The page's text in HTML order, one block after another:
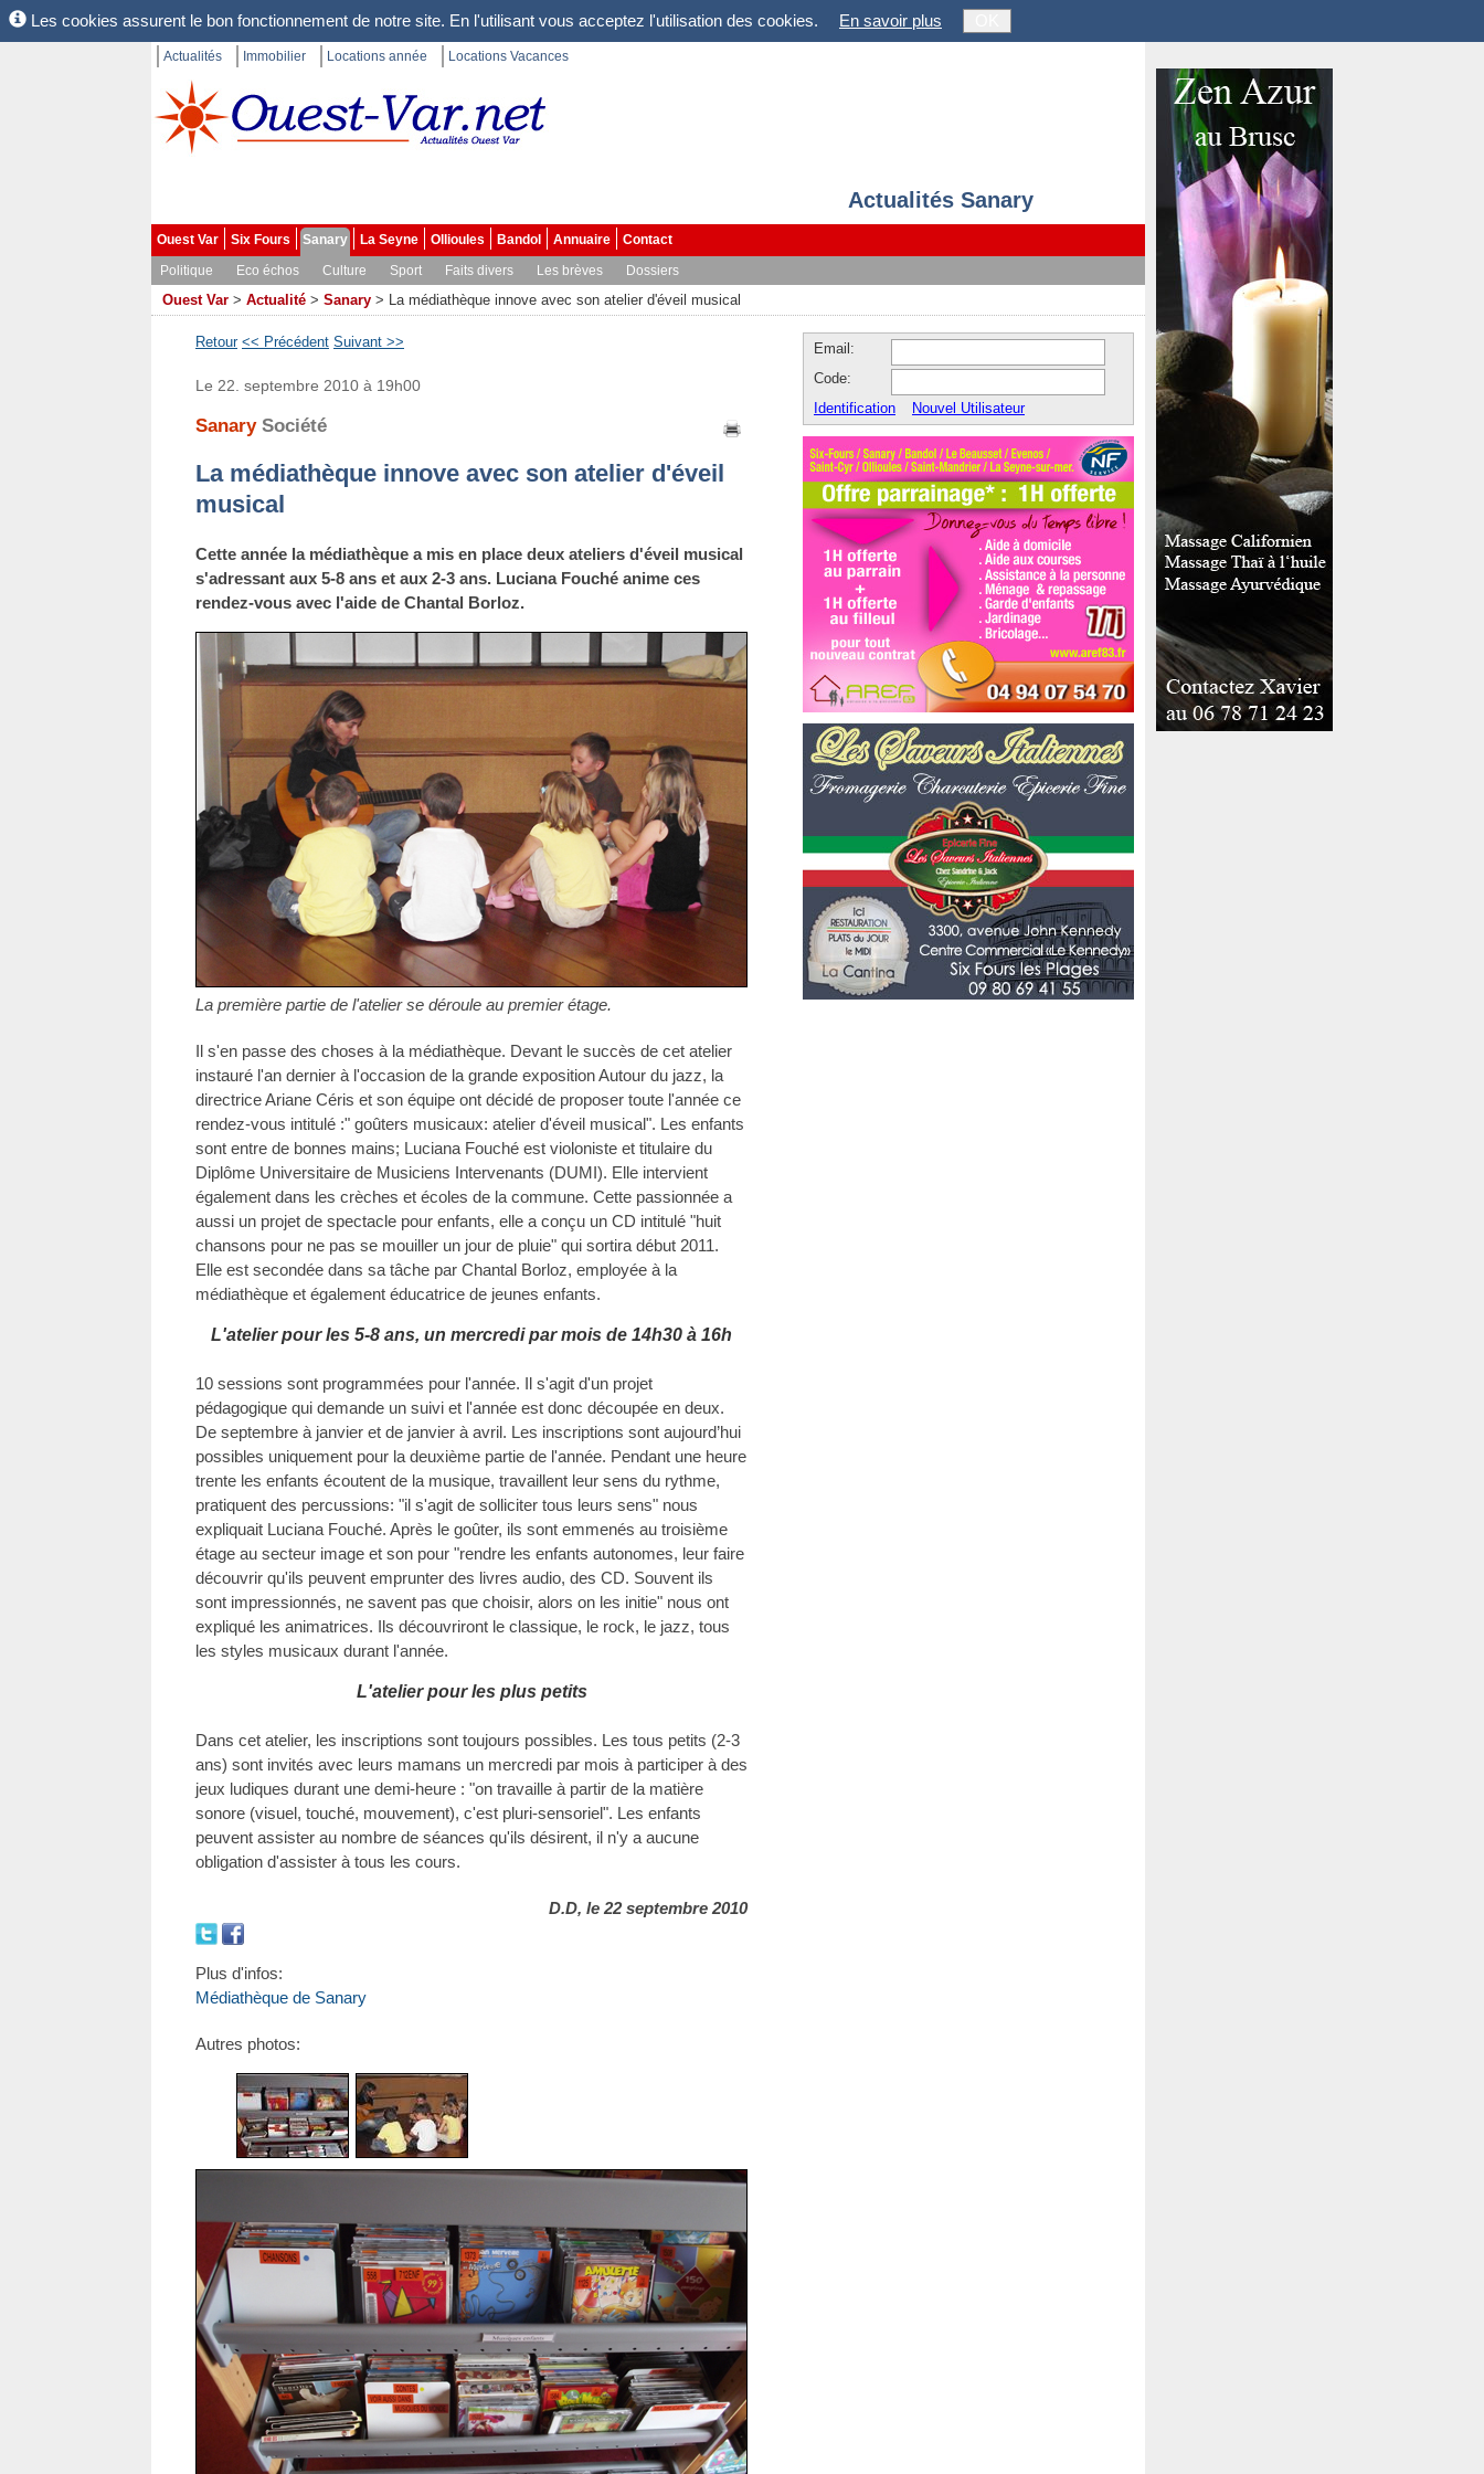
Les cookies assurent le bon fonctionnement de notre site. En l'utilisant vous acceptez l'utilisation des cookies. En savoir plus
Actualités Immobilier Locations année Locations Vacances
Actualités Sanary
Ouest Var Six Fours Sanary La Seyne Ollioules Bandol Annuaire
Contact
Politique
Eco échos Culture Sport Faits divers Les brèves Dossiers
Ouest Var > Actualité > Sanary > La médiathèque innove avec son atelier d'éveil musical
Retour << Précédent Suivant >>
Le 22. septembre 2010 à 19h00
Sanary Société
La médiathèque innove avec son atelier d'éveil
musical
Cette année la médiathèque a mis en place deux ateliers d'éveil musical
s'adressant aux 5-8 ans et aux 2-3 ans. Luciana Fouché anime ces
rendez-vous avec l'aide de Chantal Borloz.
La première partie de l'atelier se déroule au premier étage.
Il s'en passe des choses à la médiathèque. Devant le succès de cet atelier
instauré l'an dernier à l'occasion de la grande exposition Autour du jazz, la
directrice Ariane Céris et son équipe ont décidé de proposer toute l'année ce
rendez-vous intitulé :" goûters musicaux: atelier d'éveil musical". Les enfants
sont entre de bonnes mains; Luciana Fouché est violoniste et titulaire du
Diplôme Universitaire de Musiciens Intervenants (DUMI). Elle intervient
également dans les crèches et écoles de la commune. Cette passionnée a
aussi un projet de spectacle pour enfants, elle a conçu un CD intitulé "huit
chansons pour ne pas se mouiller un jour de pluie" qui sortira début 2011.
Elle est secondée dans sa tâche par Chantal Borloz, employée à la
médiathèque et également éducatrice de jeunes enfants.
L'atelier pour les 5-8 ans, un mercredi par mois de 14h30 à 16h
10 sessions sont programmées pour l'année. Il s'agit d'un projet
pédagogique qui demande un suivi et l'année est donc découpée en deux.
De septembre à janvier et de janvier à avril. Les inscriptions sont aujourd’hui
possibles uniquement pour la deuxième partie de l'année. Pendant une heure
trente les enfants écoutent de la musique, travaillent leur sens du rythme,
pratiquent des percussions: "il s'agit de solliciter tous leurs sens" nous
expliquait Luciana Fouché. Après le goûter, ils sont emmenés au troisième
étage au secteur image et son pour "rendre les enfants autonomes, leur faire
découvrir qu'ils peuvent emprunter des livres audio, des CD. Souvent ils
sont impressionnés, ne savent pas que choisir, alors on les initie" nous ont
expliqué les animatrices. Ils découvriront le classique, le rock, le jazz, tous
les styles musicaux durant l'année.
L'atelier pour les plus petits
Dans cet atelier, les inscriptions sont toujours possibles. Les tous petits (2-3
ans) sont invités avec leurs mamans un mercredi par mois à participer à des
jeux ludiques durant une demi-heure : "on travaille à partir de la matière
sonore (visuel, touché, mouvement), c'est pluri-sensoriel". Les enfants
peuvent assister au nombre de séances qu'ils désirent, il n'y a aucune
obligation d'assister à tous les cours.
D.D, le 22 septembre 2010
Plus d'infos:
Médiathèque de Sanary
Autres photos:
Email:
Code:
Identification
Nouvel Utilisateur